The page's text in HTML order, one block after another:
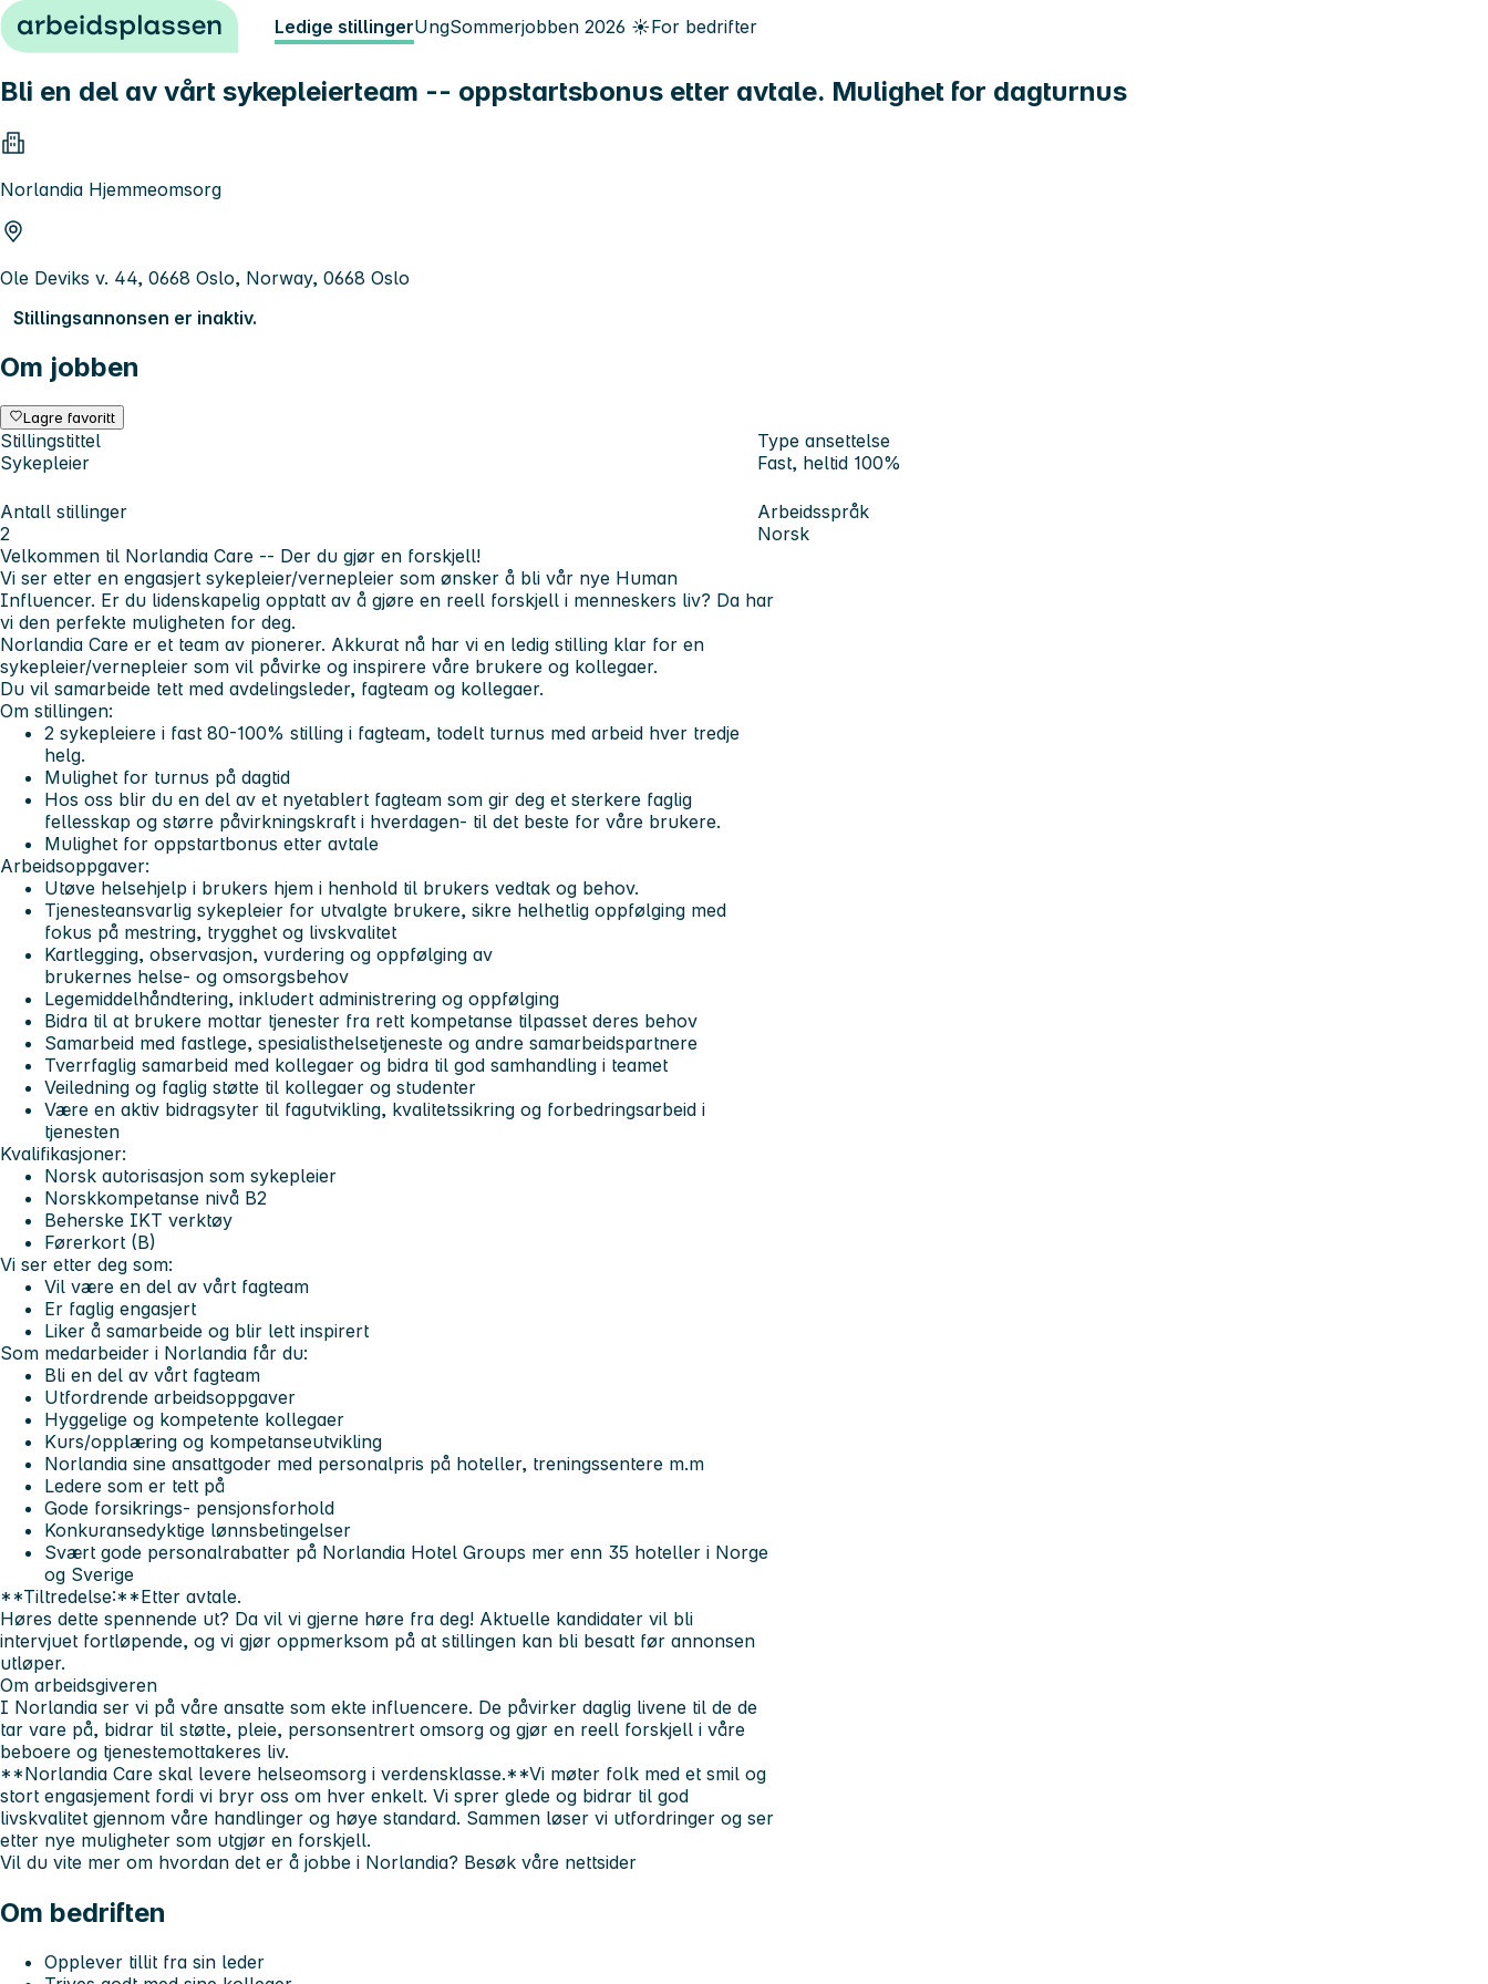
Hopp til innhold Ledige stillingerUngSommerjobben 2026 ☀️For bedrifter
Bli en del av vårt sykepleierteam -- oppstartsbonus etter avtale. Mulighet for dagturnus
Norlandia Hjemmeomsorg
Ole Deviks v. 44, 0668 Oslo, Norway, 0668 Oslo
Stillingsannonsen er inaktiv.
Om jobben
Lagre favoritt
Stillingstittel
Sykepleier
Type ansettelse
Fast, heltid 100%
Antall stillinger
2
Arbeidsspråk
Norsk
Velkommen til Norlandia Care -- Der du gjør en forskjell!
Vi ser etter en engasjert sykepleier/vernepleier som ønsker å bli vår nye Human
Influencer. Er du lidenskapelig opptatt av å gjøre en reell forskjell i menneskers liv? Da har
vi den perfekte muligheten for deg.
Norlandia Care er et team av pionerer. Akkurat nå har vi en ledig stilling klar for en
sykepleier/vernepleier som vil påvirke og inspirere våre brukere og kollegaer.
Du vil samarbeide tett med avdelingsleder, fagteam og kollegaer.
Om stillingen:
2 sykepleiere i fast 80-100% stilling i fagteam, todelt turnus med arbeid hver tredje
helg.
Mulighet for turnus på dagtid
Hos oss blir du en del av et nyetablert fagteam som gir deg et sterkere faglig
fellesskap og større påvirkningskraft i hverdagen- til det beste for våre brukere.
Mulighet for oppstartbonus etter avtale
Arbeidsoppgaver:
Utøve helsehjelp i brukers hjem i henhold til brukers vedtak og behov.
Tjenesteansvarlig sykepleier for utvalgte brukere, sikre helhetlig oppfølging med
fokus på mestring, trygghet og livskvalitet
Kartlegging, observasjon, vurdering og oppfølging av
brukernes helse- og omsorgsbehov
Legemiddelhåndtering, inkludert administrering og oppfølging
Bidra til at brukere mottar tjenester fra rett kompetanse tilpasset deres behov
Samarbeid med fastlege, spesialisthelsetjeneste og andre samarbeidspartnere
Tverrfaglig samarbeid med kollegaer og bidra til god samhandling i teamet
Veiledning og faglig støtte til kollegaer og studenter
Være en aktiv bidragsyter til fagutvikling, kvalitetssikring og forbedringsarbeid i
tjenesten
Kvalifikasjoner:
Norsk autorisasjon som sykepleier
Norskkompetanse nivå B2
Beherske IKT verktøy
Førerkort (B)
Vi ser etter deg som:
Vil være en del av vårt fagteam
Er faglig engasjert
Liker å samarbeide og blir lett inspirert
Som medarbeider i Norlandia får du:
Bli en del av vårt fagteam
Utfordrende arbeidsoppgaver
Hyggelige og kompetente kollegaer
Kurs/opplæring og kompetanseutvikling
Norlandia sine ansattgoder med personalpris på hoteller, treningssentere m.m
Ledere som er tett på
Gode forsikrings- pensjonsforhold
Konkuransedyktige lønnsbetingelser
Svært gode personalrabatter på Norlandia Hotel Groups mer enn 35 hoteller i Norge
og Sverige
**Tiltredelse:**Etter avtale.
Høres dette spennende ut? Da vil vi gjerne høre fra deg! Aktuelle kandidater vil bli
intervjuet fortløpende, og vi gjør oppmerksom på at stillingen kan bli besatt før annonsen
utløper.
Om arbeidsgiveren
I Norlandia ser vi på våre ansatte som ekte influencere. De påvirker daglig livene til de de
tar vare på, bidrar til støtte, pleie, personsentrert omsorg og gjør en reell forskjell i våre
beboere og tjenestemottakeres liv.
**Norlandia Care skal levere helseomsorg i verdensklasse.**Vi møter folk med et smil og
stort engasjement fordi vi bryr oss om hver enkelt. Vi sprer glede og bidrar til god
livskvalitet gjennom våre handlinger og høye standard. Sammen løser vi utfordringer og ser
etter nye muligheter som utgjør en forskjell.
Vil du vite mer om hvordan det er å jobbe i Norlandia? Besøk våre nettsider
Om bedriften
Opplever tillit fra sin leder